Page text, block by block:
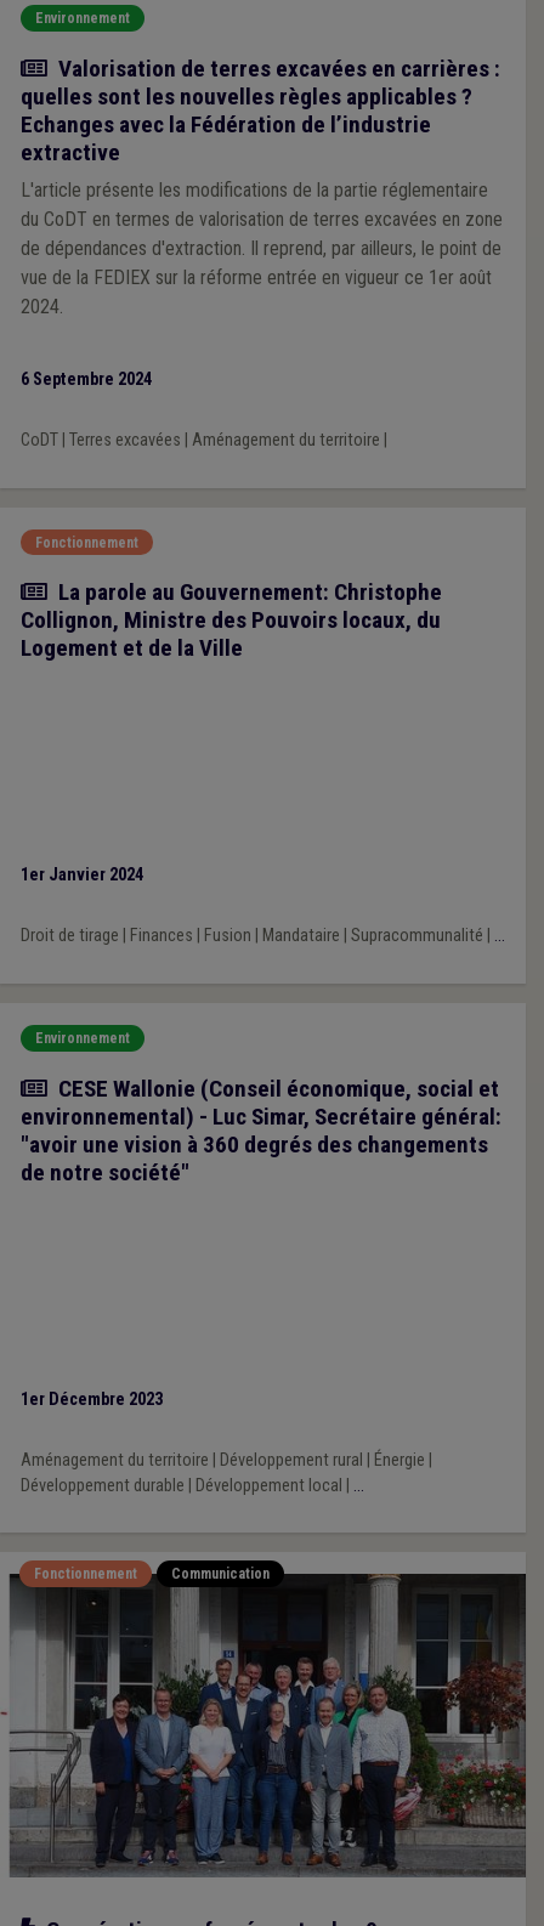
Environnement
Article
Valorisation de terres excavées en carrières :
quelles sont les nouvelles règles applicables ?
Echanges avec la Fédération de l’industrie
extractive
L'article présente les modifications de la partie réglementaire
du CoDT en termes de valorisation de terres excavées en zone
de dépendances d'extraction. Il reprend, par ailleurs, le point de
vue de la FEDIEX sur la réforme entrée en vigueur ce 1er août
2024.
6 Septembre 2024
CoDT| Terres excavées Aménagement du territoire
Fonctionnement
Article
La parole au Gouvernement: Christophe
Collignon, Ministre des Pouvoirs locaux, du
Logement et de la Ville
1er Janvier 2024
Droit de tirage Finances Fusion Mandataire Supracommunalité ...
Environnement
Article
CESE Wallonie (Conseil économique, social et
environnemental) - Luc Simar, Secrétaire général:
"avoir une vision à 360 degrés des changements
de notre société"
1er Décembre 2023
Aménagement du territoire Développement rural Énergie
Développement durable
Développement local ...
Fonctionnement Communication